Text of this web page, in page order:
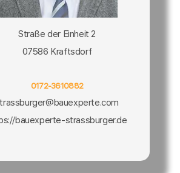
Straße der Einheit 2
07586 Kraftsdorf
0172-3610882
bauexperte-strassburger.de